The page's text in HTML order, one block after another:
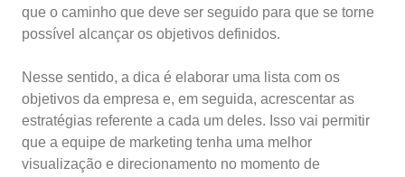
que o caminho que deve ser seguido para que se torne
possível alcançar os objetivos definidos.
Nesse sentido, a dica é elaborar uma lista com os
objetivos da empresa e, em seguida, acrescentar as
estratégias referente a cada um deles. Isso vai permitir
que a equipe de marketing tenha uma melhor
visualização e direcionamento no momento de